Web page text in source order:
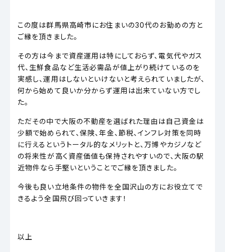
この度は群馬県高崎市にお住まいの30代のお勤めの方と
ご縁を頂きました。
その方は今まで資産運用は特にしておらず、電気代やガス
代、生鮮食品など生活必需品が値上がり続けているのを
実感し、運用はしないといけないと考えられていましたが、
何から始めて良いか分からず運用は出来ていない方でし
た。
ただその中で大阪の不動産を選ばれた理由は自己資金は
少額で始められて、保険、年金、節税、インフレ対策を同時
に行えるというトータル的なメリットと、万博やカジノなど
の将来性が高く資産価値も保持されやすいので、大阪の駅
近物件なら手堅いということでご縁を頂きました。
今後も良い立地条件の物件を全国沢山の方にお役立てで
きるよう全国飛び回っていきます！
以上